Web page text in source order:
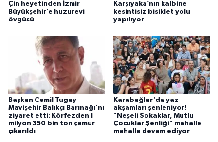
Çin heyetinden İzmir
Büyükşehir’e huzurevi
övgüsü
Karşıyaka’nın kalbine
kesintisiz bisiklet yolu
yapılıyor
Başkan Cemil Tugay
Mavişehir Balıkçı Barınağı'nı
ziyaret etti: Körfezden 1
milyon 350 bin ton çamur
çıkarıldı
Karabağlar'da yaz
akşamları şenleniyor!
"Neşeli Sokaklar, Mutlu
Çocuklar Şenliği" mahalle
mahalle devam ediyor